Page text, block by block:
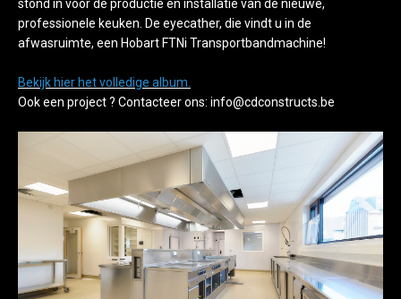
stond in voor de productie en installatie van de nieuwe,
professionele keuken. De eyecather, die vindt u in de
afwasruimte, een Hobart FTNi Transportbandmachine!
Bekijk hier het volledige album.
Ook een project ? Contacteer ons: info@cdconstructs.be